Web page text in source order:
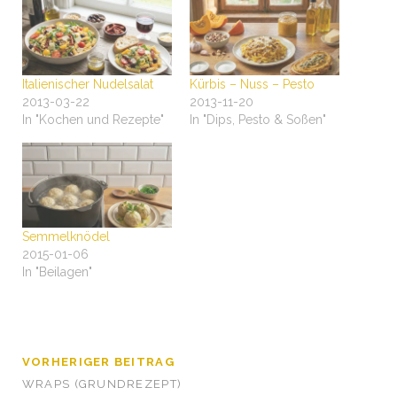
Italienischer Nudelsalat
2013-03-22
In "Kochen und Rezepte"
Kürbis – Nuss – Pesto
2013-11-20
In "Dips, Pesto & Soßen"
Semmelknödel
2015-01-06
In "Beilagen"
VORHERIGER BEITRAG
WRAPS (GRUNDREZEPT)